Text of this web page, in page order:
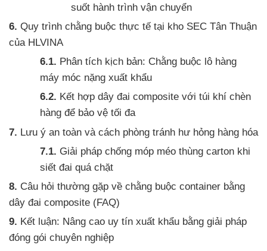
suốt hành trình vận chuyển
Quy trình chằng buộc thực tế tại kho SEC Tân Thuận
của HLVINA
Phân tích kịch bản: Chằng buộc lô hàng
máy móc nặng xuất khẩu
Kết hợp dây đai composite với túi khí chèn
hàng để bảo vệ tối đa
Lưu ý an toàn và cách phòng tránh hư hỏng hàng hóa
Giải pháp chống móp méo thùng carton khi
siết đai quá chặt
Câu hỏi thường gặp về chằng buộc container bằng
dây đai composite (FAQ)
Kết luận: Nâng cao uy tín xuất khẩu bằng giải pháp
đóng gói chuyên nghiệp